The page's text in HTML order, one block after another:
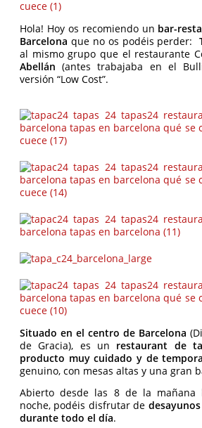
Hola! Hoy os recomiendo un bar-
Barcelona que no os podéis perder:
al mismo grupo que el restaurante
Abellán (antes trabajaba en el
versión “Low Cost”.
Situado en el centro de Barcelona
de Gracia), es un restaurant de
producto muy cuidado y de
genuino, con mesas altas y una gran
Abierto desde las 8 de la
noche, podéis disfrutar de
durante todo el día.